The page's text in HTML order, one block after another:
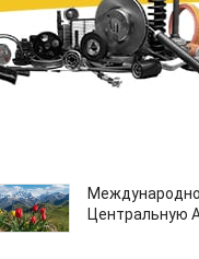
Центральную